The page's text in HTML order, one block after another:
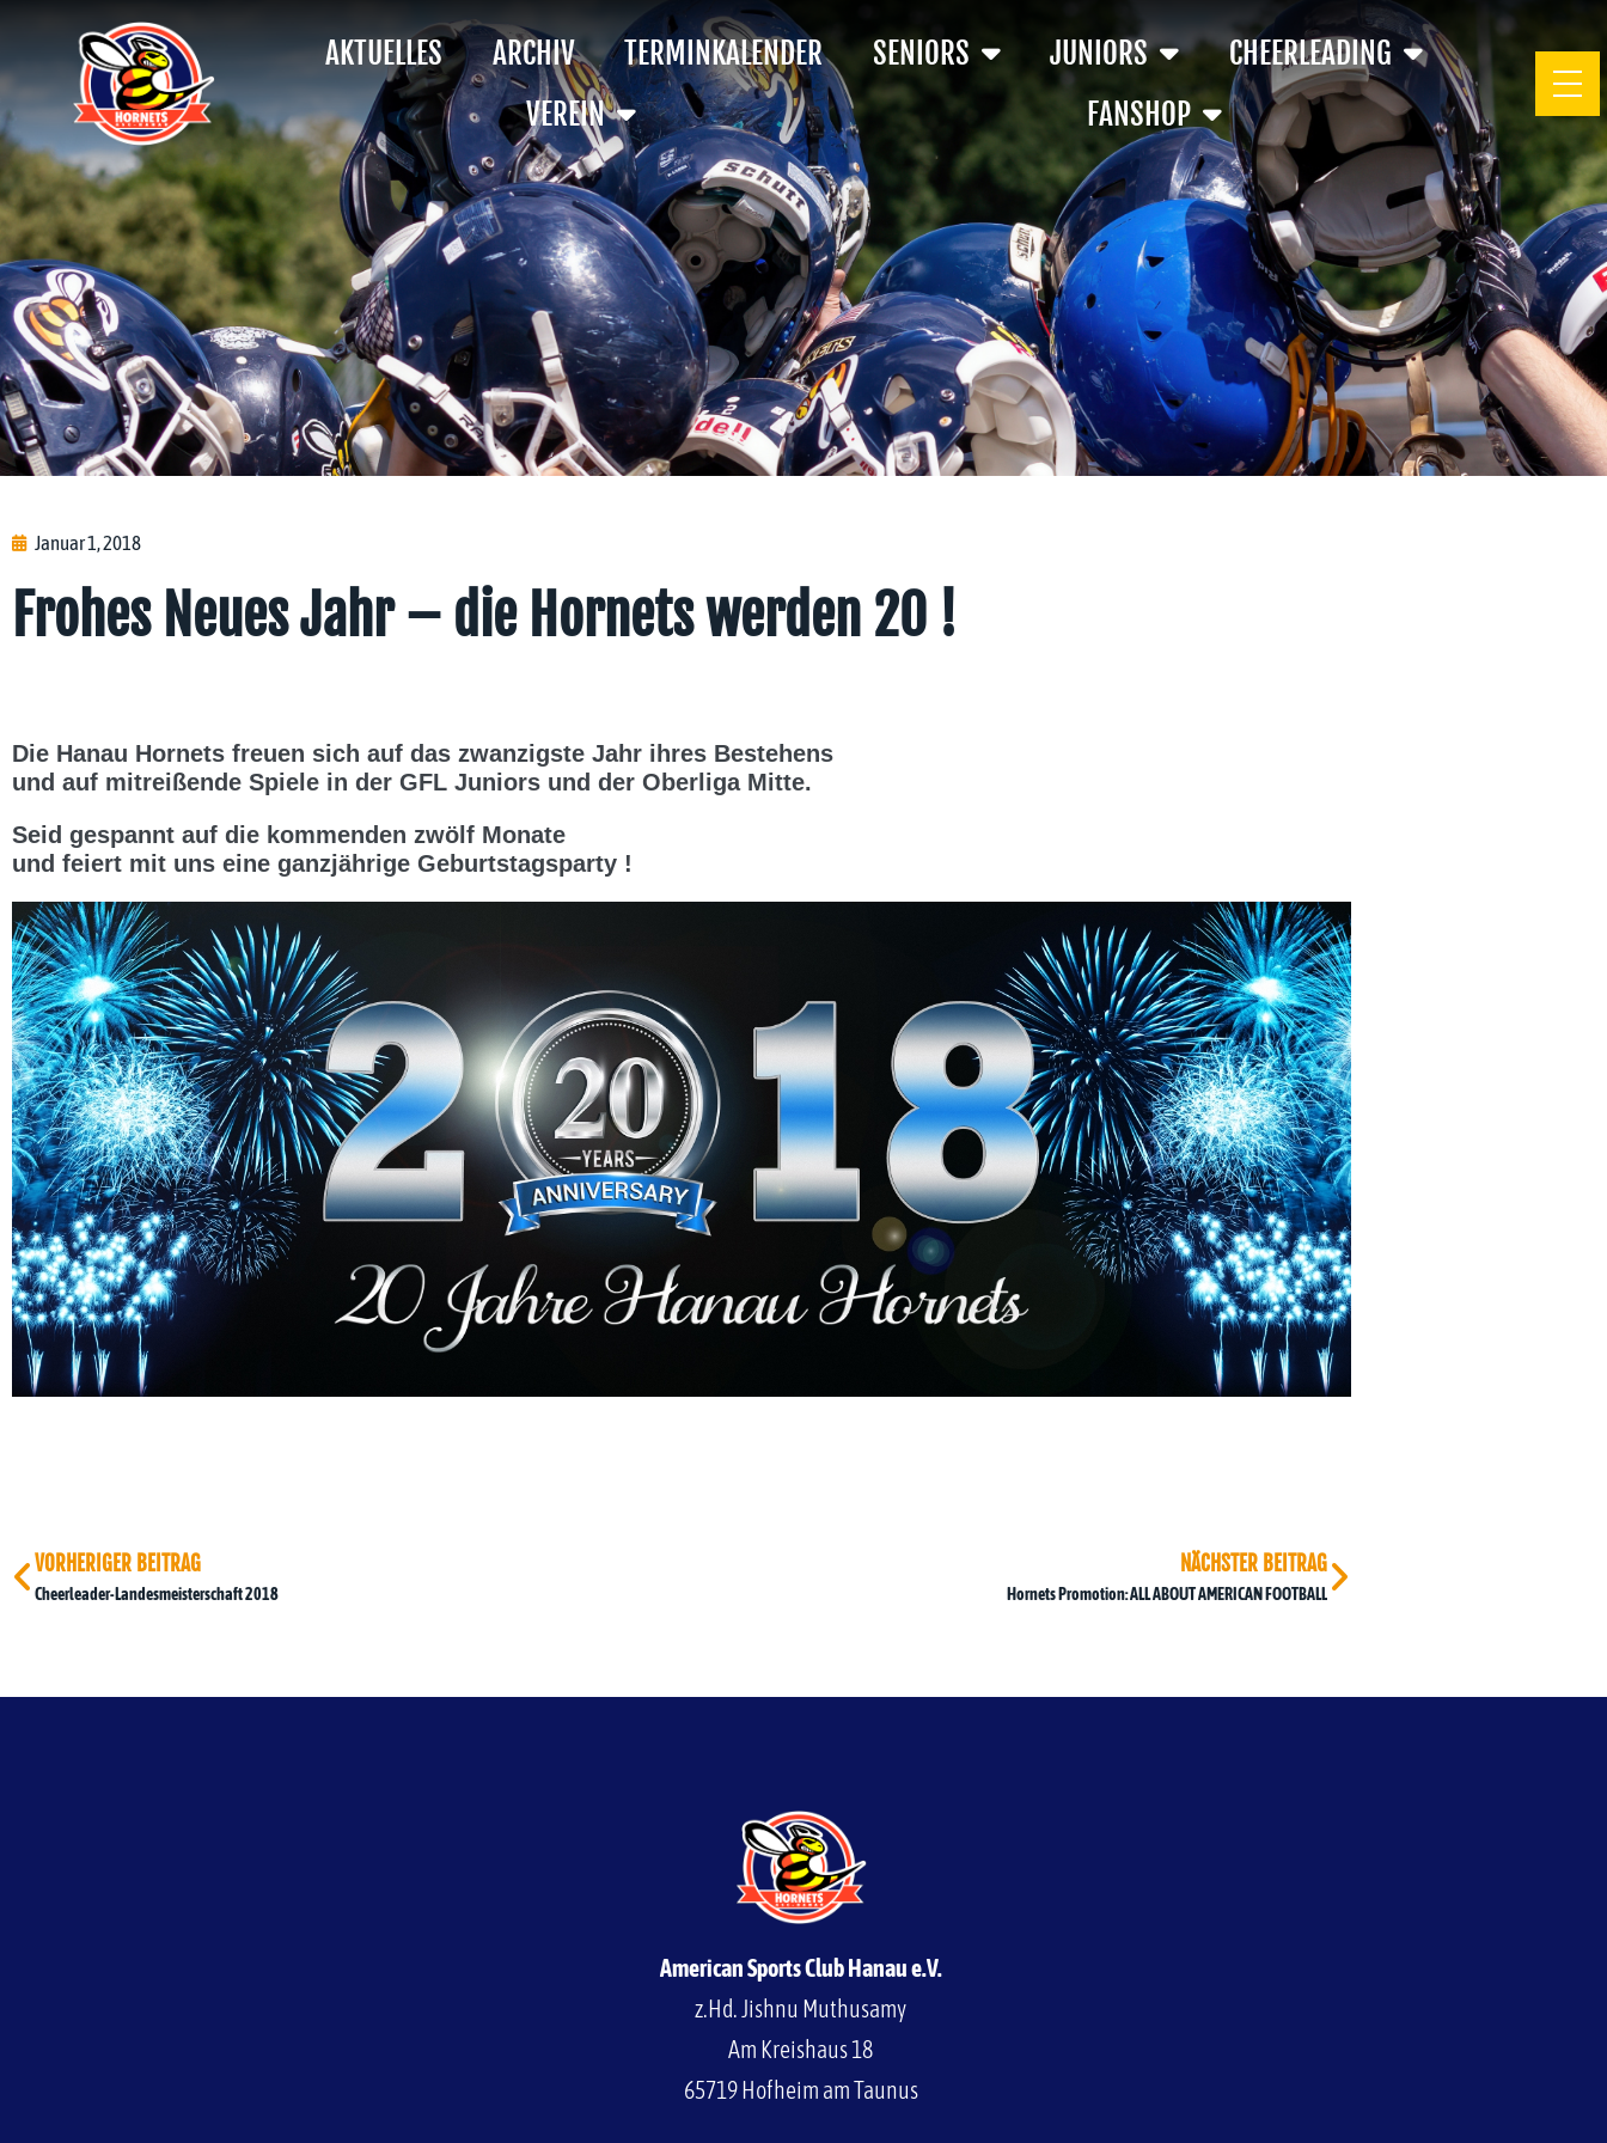
AKTUELLES ARCHIV TERMINKALENDER SENIORS JUNIORS
CHEERLEADING
VEREIN
FANSHOP
Januar 1, 2018
Frohes Neues Jahr – die Hornets werden 20 !
Die Hanau Hornets freuen sich auf das zwanzigste Jahr ihres Bestehens
und auf mitreißende Spiele in der GFL Juniors und der Oberliga Mitte.
Seid gespannt auf die kommenden zwölf Monate
und feiert mit uns eine ganzjährige Geburtstagsparty !
VORHERIGER BEITRAG
Cheerleader-Landesmeisterschaft 2018
NÄCHSTER BEITRAG
Hornets Promotion: ALL ABOUT AMERICAN FOOTBALL
American Sports Club Hanau e.V.
z.Hd. Jishnu Muthusamy
Am Kreishaus 18
65719 Hofheim am Taunus